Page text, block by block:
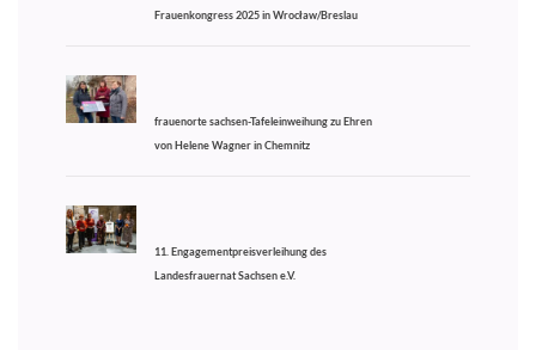
Frauenkongress 2025 in Wrocław/Breslau
frauenorte sachsen-Tafeleinweihung zu Ehren
von Helene Wagner in Chemnitz
11. Engagementpreisverleihung des
Landesfrauernat Sachsen e.V.